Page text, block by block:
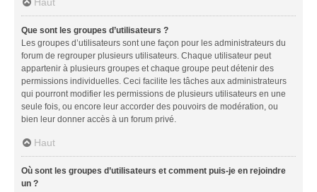
Que sont les groupes d’utilisateurs ?
Les groupes d’utilisateurs sont une façon pour les administrateurs du
forum de regrouper plusieurs utilisateurs. Chaque utilisateur peut
appartenir à plusieurs groupes et chaque groupe peut détenir des
permissions individuelles. Ceci facilite les tâches aux administrateurs
qui pourront modifier les permissions de plusieurs utilisateurs en une
seule fois, ou encore leur accorder des pouvoirs de modération, ou
bien leur donner accès à un forum privé.
Haut
Où sont les groupes d’utilisateurs et comment puis-je en rejoindre
un ?